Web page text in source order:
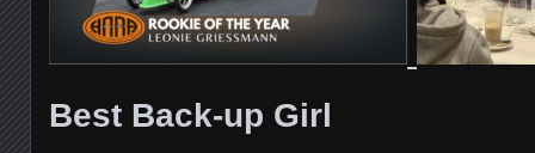
Best Back-up Girl